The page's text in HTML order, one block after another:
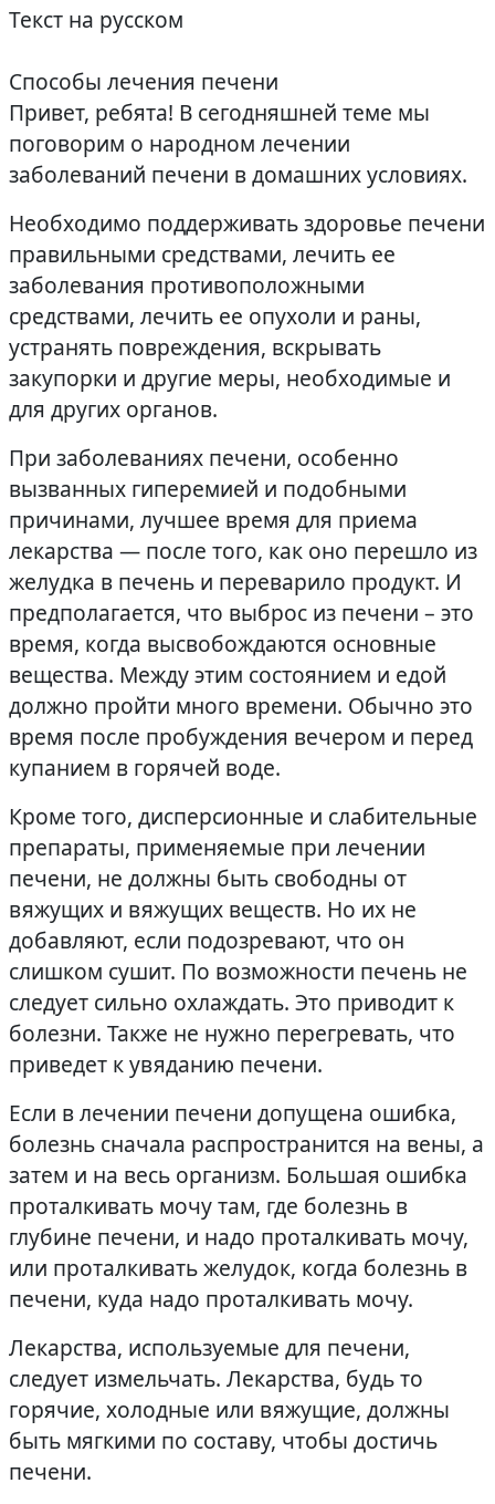
Текст на русском
Способы лечения печени
Привет, ребята! В сегодняшней теме мы
поговорим о народном лечении
заболеваний печени в домашних условиях.
Необходимо поддерживать здоровье печени
правильными средствами, лечить ее
заболевания противоположными
средствами, лечить ее опухоли и раны,
устранять повреждения, вскрывать
закупорки и другие меры, необходимые и
для других органов.
При заболеваниях печени, особенно
вызванных гиперемией и подобными
причинами, лучшее время для приема
лекарства — после того, как оно перешло из
желудка в печень и переварило продукт. И
предполагается, что выброс из печени – это
время, когда высвобождаются основные
вещества. Между этим состоянием и едой
должно пройти много времени. Обычно это
время после пробуждения вечером и перед
купанием в горячей воде.
Кроме того, дисперсионные и слабительные
препараты, применяемые при лечении
печени, не должны быть свободны от
вяжущих и вяжущих веществ. Но их не
добавляют, если подозревают, что он
слишком сушит. По возможности печень не
следует сильно охлаждать. Это приводит к
болезни. Также не нужно перегревать, что
приведет к увяданию печени.
Если в лечении печени допущена ошибка,
болезнь сначала распространится на вены, а
затем и на весь организм. Большая ошибка
проталкивать мочу там, где болезнь в
глубине печени, и надо проталкивать мочу,
или проталкивать желудок, когда болезнь в
печени, куда надо проталкивать мочу.
Лекарства, используемые для печени,
следует измельчать. Лекарства, будь то
горячие, холодные или вяжущие, должны
быть мягкими по составу, чтобы достичь
печени.